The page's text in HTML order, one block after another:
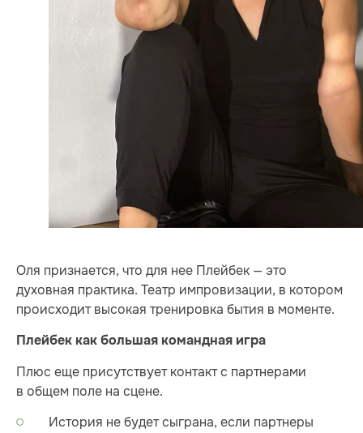
Оля признается, что для нее Плейбек — это
духовная практика. Театр импровизации, в котором
происходит высокая тренировка бытия в моменте.
Плейбек как большая командная игра
Плюс еще присутствует контакт с партнерами
в общем поле на сцене.
История не будет сыграна, если партнеры